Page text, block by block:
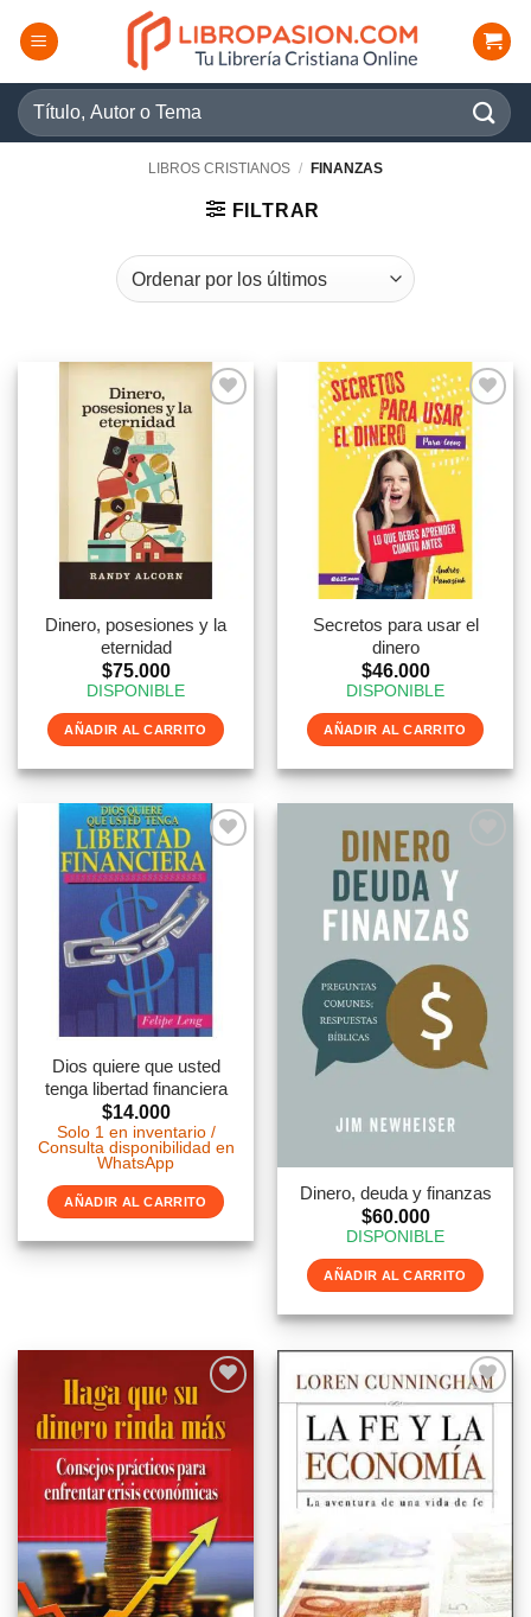
Buscar
por:
LIBROS CRISTIANOS / FINANZAS
FILTRAR
Dinero, posesiones y la
eternidad
$75.000
DISPONIBLE
AÑADIR AL CARRITO
Secretos para usar el
dinero
$46.000
DISPONIBLE
AÑADIR AL CARRITO
Dios quiere que usted
tenga libertad financiera
$14.000
Solo 1 en inventario /
Consulta disponibilidad en
WhatsApp
AÑADIR AL CARRITO
Dinero, deuda y finanzas
$60.000
DISPONIBLE
AÑADIR AL CARRITO